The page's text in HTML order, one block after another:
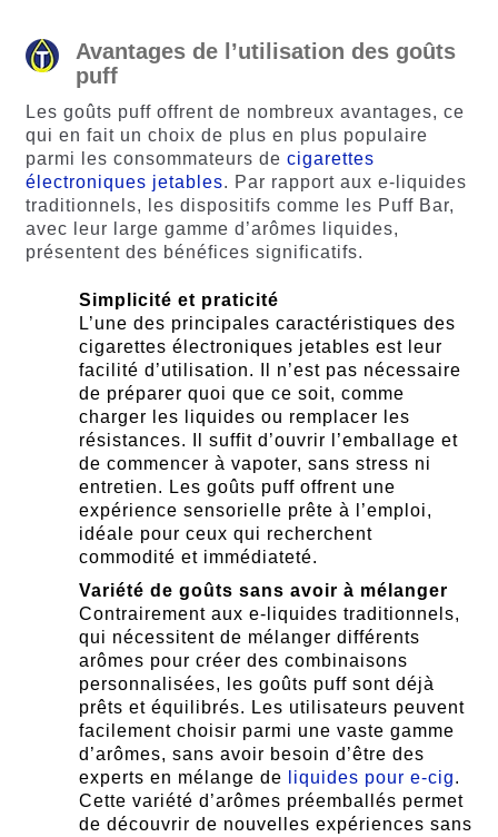
Avantages de l’utilisation des goûts
puff
Les goûts puff offrent de nombreux avantages, ce
qui en fait un choix de plus en plus populaire
parmi les consommateurs de cigarettes
électroniques jetables. Par rapport aux e-liquides
traditionnels, les dispositifs comme les Puff Bar,
avec leur large gamme d’arômes liquides,
présentent des bénéfices significatifs.
Simplicité et praticité
L’une des principales caractéristiques des
cigarettes électroniques jetables est leur
facilité d’utilisation. Il n’est pas nécessaire
de préparer quoi que ce soit, comme
charger les liquides ou remplacer les
résistances. Il suffit d’ouvrir l’emballage et
de commencer à vapoter, sans stress ni
entretien. Les goûts puff offrent une
expérience sensorielle prête à l’emploi,
idéale pour ceux qui recherchent
commodité et immédiateté.
Variété de goûts sans avoir à mélanger
Contrairement aux e-liquides traditionnels,
qui nécessitent de mélanger différents
arômes pour créer des combinaisons
personnalisées, les goûts puff sont déjà
prêts et équilibrés. Les utilisateurs peuvent
facilement choisir parmi une vaste gamme
d’arômes, sans avoir besoin d’être des
experts en mélange de
liquides pour e-cig.
Cette variété d’arômes préemballés permet
de découvrir de nouvelles expériences sans